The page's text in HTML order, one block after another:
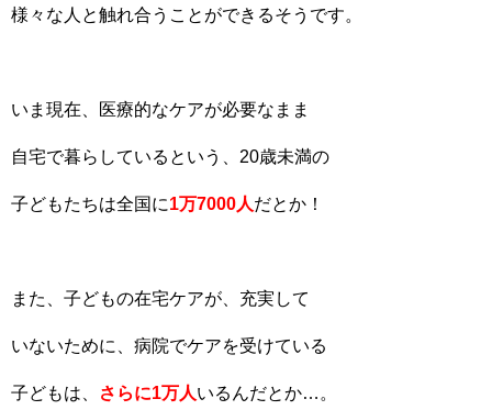
様々な人と触れ合うことができるそうです。
いま現在、医療的なケアが必要なまま
自宅で暮らしているという、20歳未満の
子どもたちは全国に1万7000人だとか！
また、子どもの在宅ケアが、充実して
いないために、病院でケアを受けている
子どもは、 さらに1万人いるんだとか…。